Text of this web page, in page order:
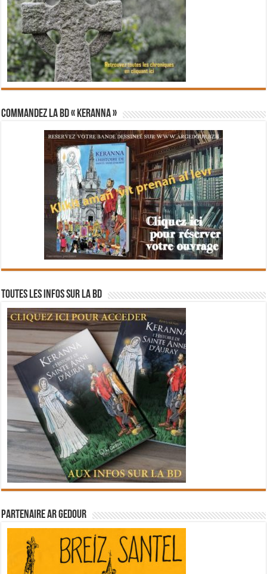
Commandez la BD « Keranna »
Toutes les infos sur la BD
Partenaire Ar Gedour